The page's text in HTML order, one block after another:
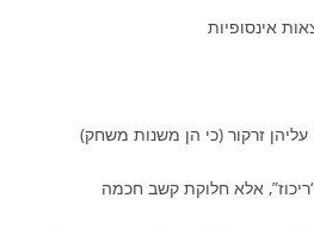
אינסופיות